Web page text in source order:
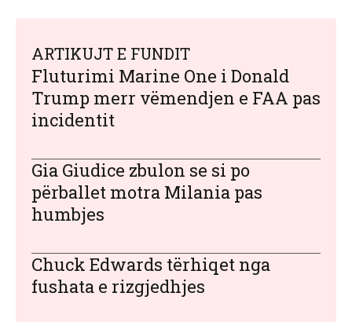
ARTIKUJT E FUNDIT
Fluturimi Marine One i Donald
Trump merr vëmendjen e FAA pas
incidentit
Gia Giudice zbulon se si po
përballet motra Milania pas
humbjes
Chuck Edwards tërhiqet nga
fushata e rizgjedhjes